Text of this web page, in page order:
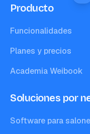
Producto
Funcionalidades
Planes y precios
Academia Weibook
Soluciones por
Software para